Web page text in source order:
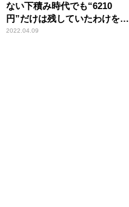
ない下積み時代でも“6210
円”だけは残していたわけを明
かす「いくらお金がなくて
2022.04.09